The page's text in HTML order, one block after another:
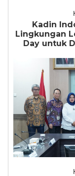
Kadin
Lingkungan
Day untuk